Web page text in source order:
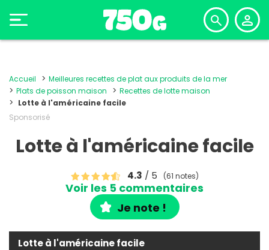
Accueil
Meilleures recettes de plat aux produits de la mer
Plats de poisson maison
Recettes de lotte maison
Lotte à l'américaine facile
Sponsorisé
Lotte à l'américaine facile
4.3 / 5 (61 notes)
Voir les 5 commentaires
Je note !
Lotte à l'américaine facile